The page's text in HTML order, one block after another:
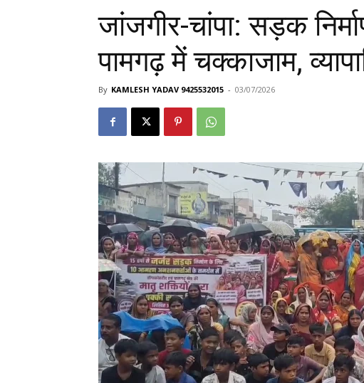
जांजगीर-चांपा: सड़क
पामगढ़ में चक्काजाम,
By KAMLESH YADAV 9425532015 - 03/07/2026